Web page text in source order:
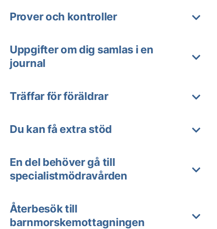
Prover och kontroller
Uppgifter om dig samlas i en
journal
Träffar för föräldrar
Du kan få extra stöd
En del behöver gå till
specialistmödravården
Återbesök till
barnmorskemottagningen